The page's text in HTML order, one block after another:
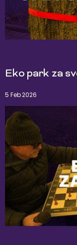
Eko park za
5 Feb 2026